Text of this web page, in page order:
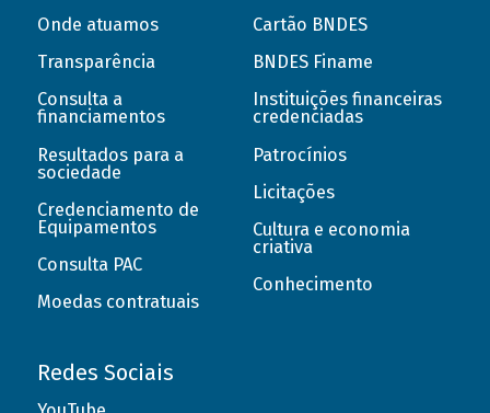
Onde atuamos
Transparência
Consulta a
financiamentos
Resultados para a
sociedade
Credenciamento de
Equipamentos
Consulta PAC
Moedas contratuais
Cartão BNDES
BNDES Finame
Instituições financeiras
credenciadas
Patrocínios
Licitações
Cultura e economia
criativa
Conhecimento
Redes Sociais